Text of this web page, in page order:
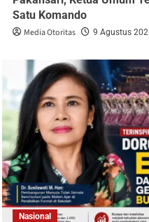
Satu Komando
Media Otoritas 9 Agustus
Nasional